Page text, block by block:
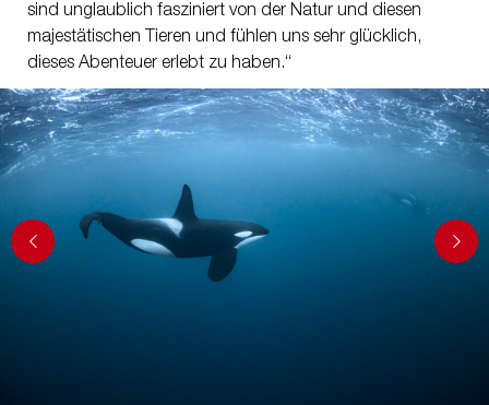
sind unglaublich fasziniert von der Natur und diesen
majestätischen Tieren und fühlen uns sehr glücklich,
dieses Abenteuer erlebt zu haben.“